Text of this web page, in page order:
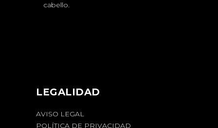
cabello.
LEGALIDAD
AVISO LEGAL
POLÍTICA DE PRIVACIDAD